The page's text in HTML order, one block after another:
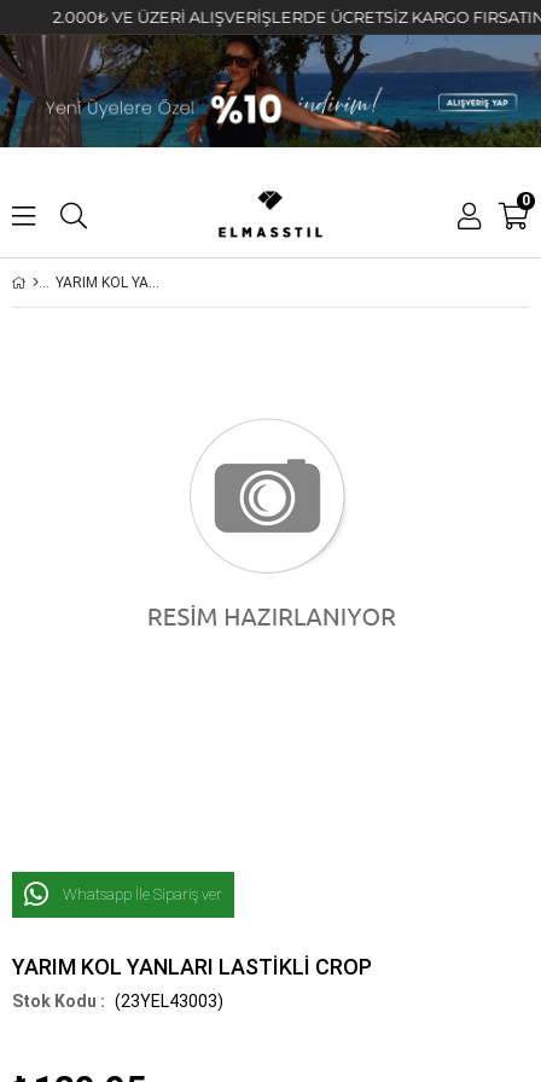
2.000₺ VE ÜZERİ ALIŞVERİŞLERDE ÜCRETSİZ KARGO FIRSATINI
0
YARIM KOL YANLARI LASTİKLİ CROP
Whatsapp İle Sipariş ver
YARIM KOL YANLARI LASTİKLİ CROP
(23YEL43003)